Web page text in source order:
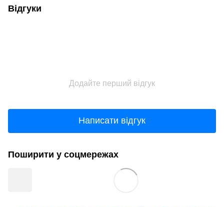
Відгуки
Додайте перший відгук
Написати відгук
Поширити у соцмережах